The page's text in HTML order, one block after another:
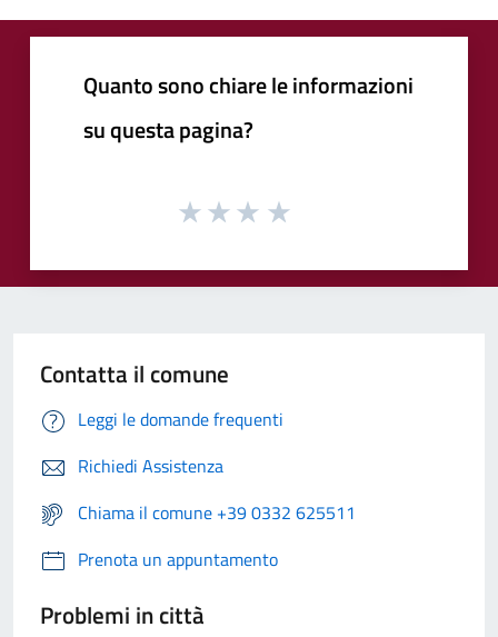
Quanto sono chiare le informazioni
su questa pagina?
Contatta il comune
Leggi le domande frequenti
Richiedi Assistenza
Chiama il comune +39 0332 625511
Prenota un appuntamento
Problemi in città